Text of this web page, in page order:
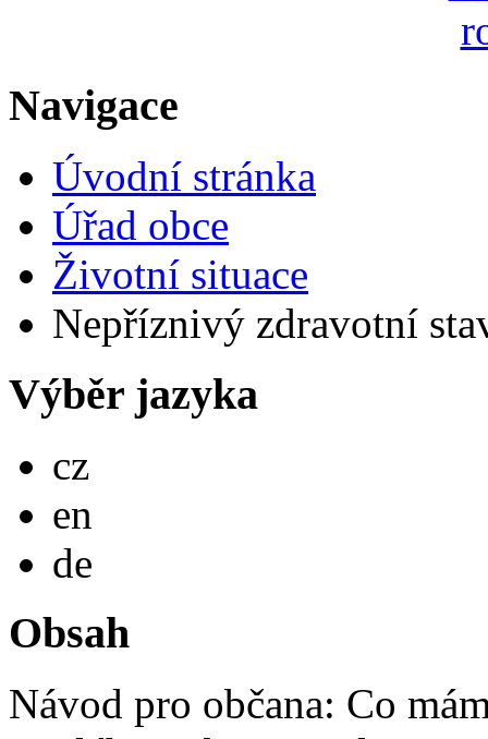
Navigace
Úvodní stránka
Úřad obce
Životní situace
Nepříznivý zdravotní
Výběr jazyka
cz
en
de
Obsah
Návod pro občana: Co